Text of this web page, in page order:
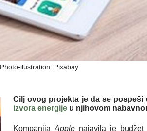
Photo-ilustration: Pixabay
Cilj ovog projekta je da se pospeši
izvora energije u njihovom
Kompanija Applenajavila je budžet